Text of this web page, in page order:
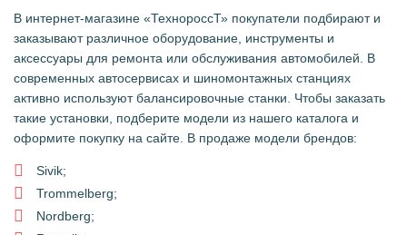
В интернет-магазине «ТехнороссТ» покупатели подбирают и
заказывают различное оборудование, инструменты и
аксессуары для ремонта или обслуживания автомобилей. В
современных автосервисах и шиномонтажных станциях
активно используют балансировочные станки. Чтобы заказать
такие установки, подберите модели из нашего каталога и
оформите покупку на сайте. В продаже модели брендов:
Sivik;
Trommelberg;
Nordberg;